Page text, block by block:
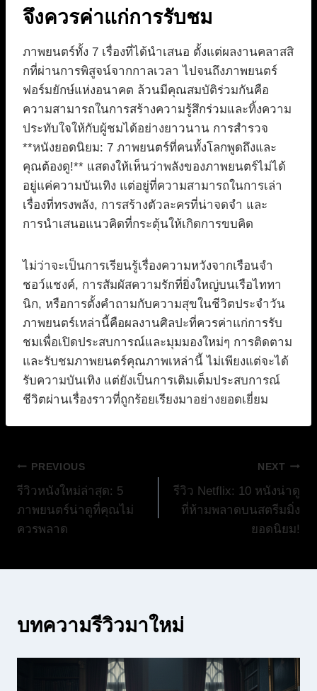
จึงควรค่าแก่การรับชม
ภาพยนตร์ทั้ง 7 เรื่องที่ได้นำเสนอ ตั้งแต่ผลงานคลาสสิ
กที่ผ่านการพิสูจน์จากกาลเวลา ไปจนถึงภาพยนตร์
ฟอร์มยักษ์แห่งอนาคต ล้วนมีคุณสมบัติร่วมกันคือ
ความสามารถในการสร้างความรู้สึกร่วมและทิ้งความ
ประทับใจให้กับผู้ชมได้อย่างยาวนาน การสำรวจ
**หนังยอดนิยม: 7 ภาพยนตร์ที่คนทั้งโลกพูดถึงและ
คุณต้องดู!** แสดงให้เห็นว่าพลังของภาพยนตร์ไม่ได้
อยู่แค่ความบันเทิง แต่อยู่ที่ความสามารถในการเล่า
เรื่องที่ทรงพลัง, การสร้างตัวละครที่น่าจดจำ และ
การนำเสนอแนวคิดที่กระตุ้นให้เกิดการขบคิด
ไม่ว่าจะเป็นการเรียนรู้เรื่องความหวังจากเรือนจำ
ชอว์แชงค์, การสัมผัสความรักที่ยิ่งใหญ่บนเรือไททา
นิก, หรือการตั้งคำถามกับความสุขในชีวิตประจำวัน
ภาพยนตร์เหล่านี้คือผลงานศิลปะที่ควรค่าแก่การรับ
ชมเพื่อเปิดประสบการณ์และมุมมองใหม่ๆ การติดตาม
และรับชมภาพยนตร์คุณภาพเหล่านี้ ไม่เพียงแต่จะได้
รับความบันเทิง แต่ยังเป็นการเติมเต็มประสบการณ์
ชีวิตผ่านเรื่องราวที่ถูกร้อยเรียงมาอย่างยอดเยี่ยม
แนะแนว
เรื่อง
PREVIOUS
รีวิวหนังใหม่ล่าสุด: 5
ภาพยนตร์น่าดูที่คุณไม่
ควรพลาด
NEXT
รีวิว Netflix: 10 หนังน่าดู
ที่ห้ามพลาดบนสตรีมมิ่ง
ยอดนิยม!
บทความรีวิวมาใหม่